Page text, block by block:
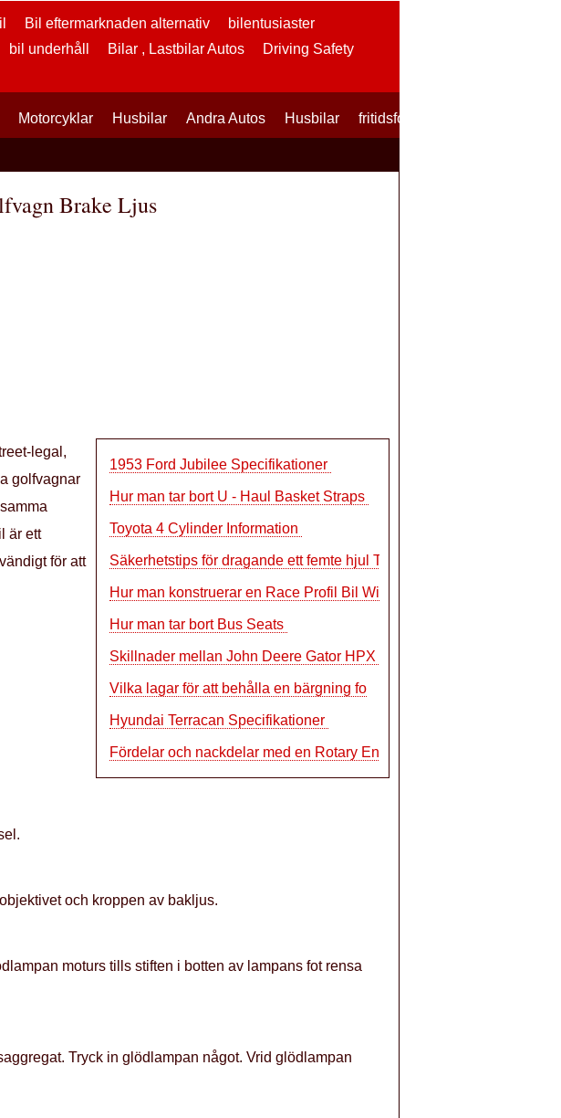
Bil eftermarknaden alternativ
bilentusiaster
bil underhåll Bilar , Lastbilar Autos
Driving Safety
Motorcyklar Husbilar Andra Autos Husbilar fritidsfordon
Brake Ljus
1953 Ford Jubilee Specifikationer
Hur man tar bort U - Haul Basket Straps
Toyota 4 Cylinder Information
Säkerhetstips för dragande ett femte hjul T
Hur man konstruerar en Race Profil Bil Wing
Hur man tar bort Bus Seats
Skillnader mellan John Deere Gator HPX & XUV
Vilka lagar för att behålla en bärgning fo
Hyundai Terracan Specifikationer
Fördelar och nackdelar med en Rotary Engine
legal,
golfvagnar
är ett
för att
och kroppen av bakljus.
moturs tills stiften i botten av lampans fot rensa
Tryck in glödlampan något. Vrid glödlampan